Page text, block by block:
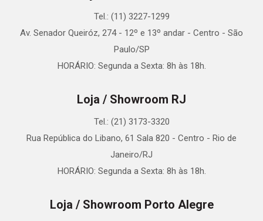
Tel.: (11) 3227-1299
Av. Senador Queiróz, 274 - 12º e 13º andar - Centro - São
Paulo/SP
HORÁRIO: Segunda a Sexta: 8h às 18h.
Loja / Showroom RJ
Tel.: (21) 3173-3320
Rua República do Libano, 61 Sala 820 - Centro - Rio de
Janeiro/RJ
HORÁRIO: Segunda a Sexta: 8h às 18h.
Loja / Showroom Porto Alegre